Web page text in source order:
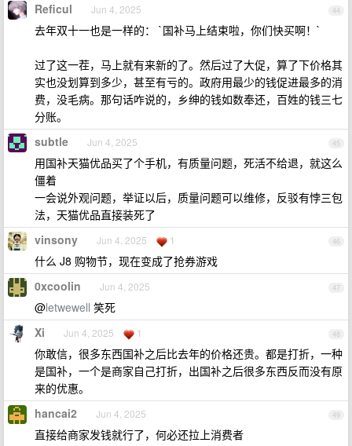
44
Reficul Jun 4, 2025
去年双十一也是一样的： `国补马上结束啦，你们快买啊！`
过了这一茬，马上就有来新的了。然后过了大促，算了下价格其
实也没划算到多少，甚至有亏的。政府用最少的钱促进最多的消
费，没毛病。那句话咋说的，乡绅的钱如数奉还，百姓的钱三七
分账。
45
subtle Jun 4, 2025
用国补天猫优品买了个手机，有质量问题，死活不给退，就这么
僵着
一会说外观问题，举证以后，质量问题可以维修，反驳有悖三包
法，天猫优品直接装死了
46
vinsony Jun 4, 2025 1
什么 J8 购物节，现在变成了抢券游戏
47
0xcoolin Jun 4, 2025
@letwewell 笑死
48
Xi Jun 4, 2025 1
你敢信，很多东西国补之后比去年的价格还贵。都是打折，一种
是国补，一个是商家自己打折，出国补之后很多东西反而没有原
来的优惠。
49
hancai2 Jun 4, 2025
直接给商家发钱就行了，何必还拉上消费者